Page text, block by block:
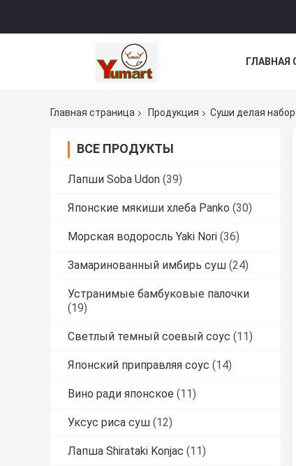
ГЛАВНАЯ
Главная страница
Продукция Суши делая набор
ВСЕ ПРОДУКТЫ
Лапши Soba Udon (39)
Японские мякиши хлеба Panko (30)
Морская водоросль Yaki Nori (36)
Замаринованный имбирь суш (24)
Устранимые бамбуковые палочки
(19)
Светлый темный соевый соус (11)
Японский приправляя соус (14)
Вино ради японское (11)
Уксус риса суш (12)
Лапша Shirataki Konjac (11)